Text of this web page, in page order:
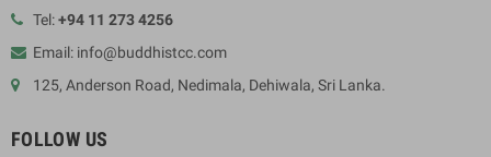
Tel:+94 11 273 4256
Email: info@buddhistcc.com
125, Anderson Road, Nedimala, Dehiwala, Sri Lanka.
FOLLOW US